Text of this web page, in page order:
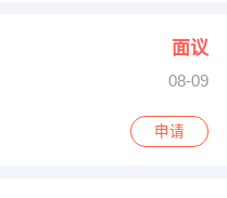
面议
08-09
申请